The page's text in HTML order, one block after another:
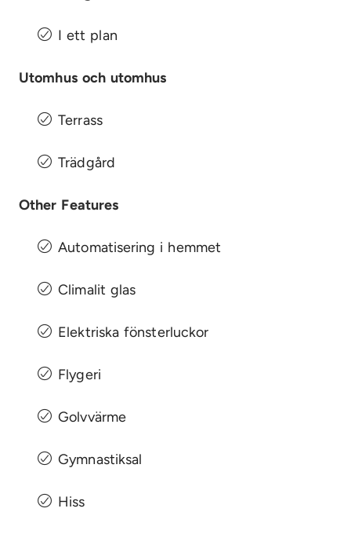
I ett plan
Utomhus och utomhus
Terrass
Trädgård
Other Features
Automatisering i hemmet
Climalit glas
Elektriska fönsterluckor
Flygeri
Golvvärme
Gymnastiksal
Hiss